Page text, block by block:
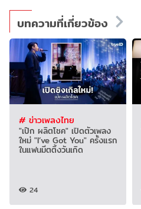
บทความที่เกี่ยวข้อง
# ข่าวเพลงไทย
"เป๊ก ผลิตโชค" เปิดตัวเพลง
ใหม่ "I’ve Got You" ครั้งแรก
ในแฟนมีตติ้งวันเกิด
24